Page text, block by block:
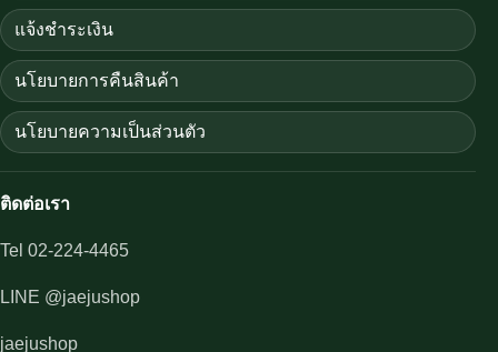
แจ้งชำระเงิน
นโยบายการคืนสินค้า
นโยบายความเป็นส่วนตัว
ติดต่อเรา
Tel 02-224-4465
LINE @jaejushop
jaejushop